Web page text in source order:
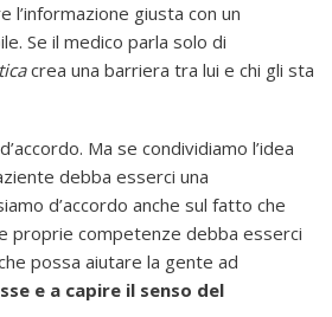
l’informazione giusta con un
Se il medico parla solo di
crea una barriera tra lui e chi gli sta
Ma se condividiamo l’idea
debba esserci una
d’accordo anche sul fatto che
proprie competenze debba esserci
possa aiutare la gente ad
e a capire il senso del